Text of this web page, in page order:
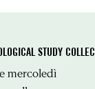
STUDY
mercoledì